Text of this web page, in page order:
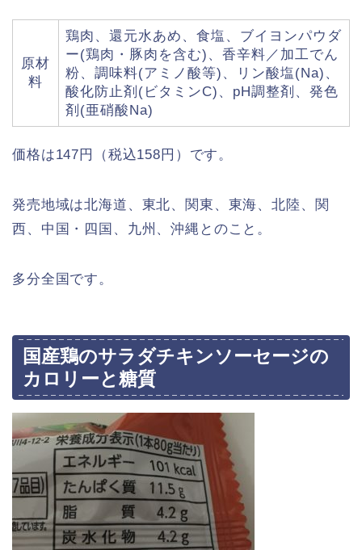
原材
料
鶏肉、還元水あめ、食塩、ブイヨンパウダ
ー(鶏肉・豚肉を含む)、香辛料／加工でん
粉、調味料(アミノ酸等)、リン酸塩(Na)、
酸化防止剤(ビタミンC)、pH調整剤、発色
剤(亜硝酸Na)
価格は147円（税込158円）です。
発売地域は北海道、東北、関東、東海、北陸、関
西、中国・四国、九州、沖縄とのこと。
多分全国です。
国産鶏のサラダチキンソーセージの
カロリーと糖質